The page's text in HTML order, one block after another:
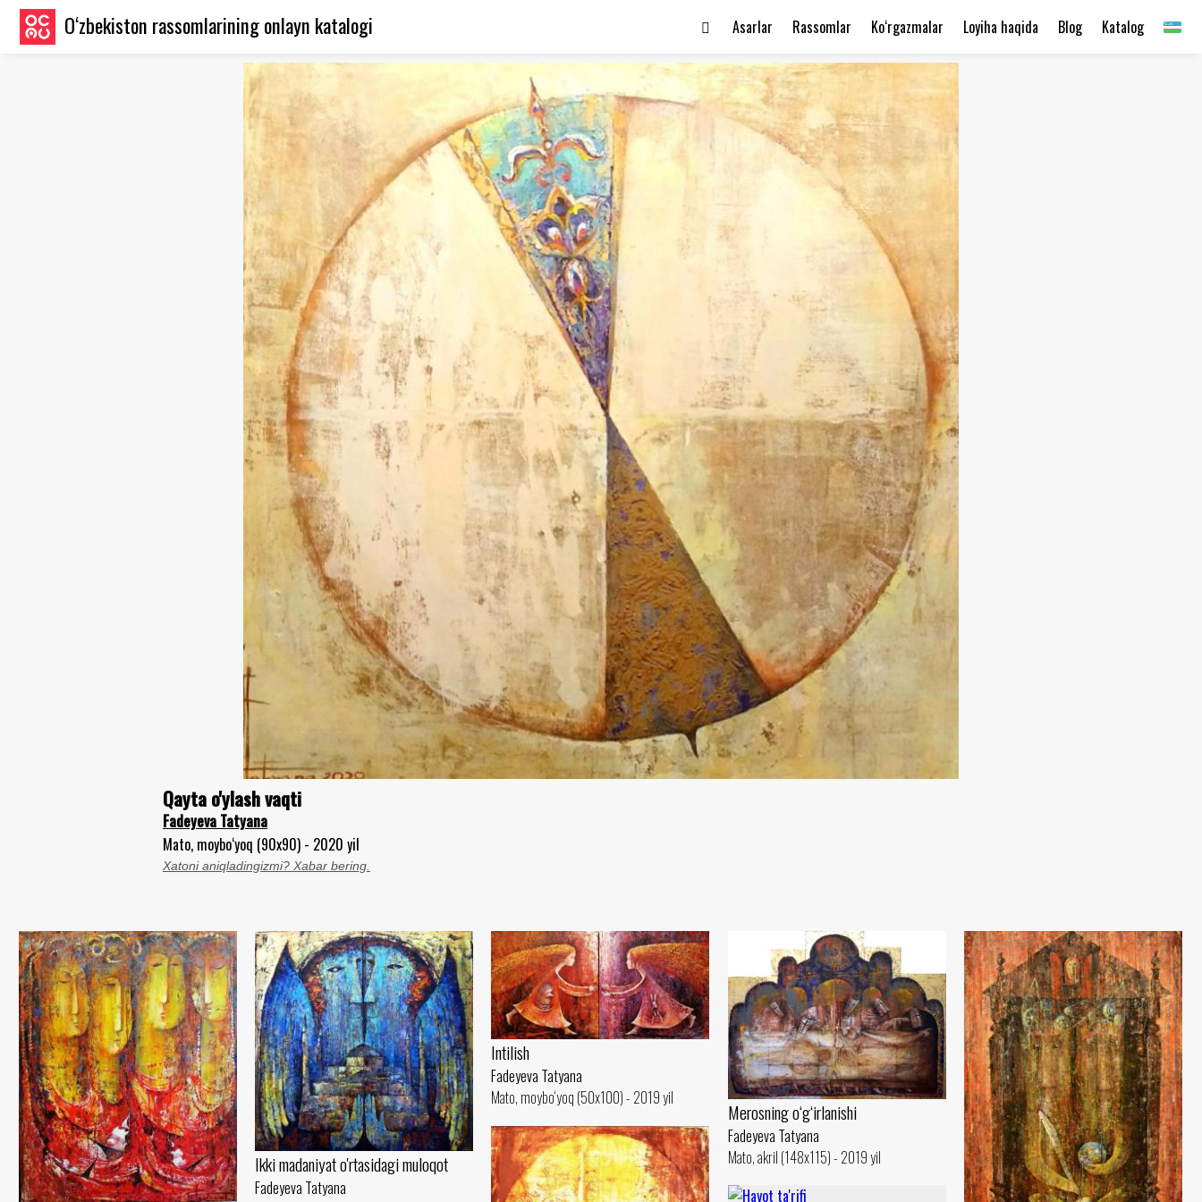
O‘zbekiston rassomlarining onlayn katalogi Katalog
Blog
Loyiha haqida
Ko‘rgazmalar
Rassomlar
Asarlar
Qayta o'ylash vaqti
Fadeyeva Tatyana
Mato, moybo‘yoq (90x90) - 2020 yil
Xatoni aniqladingizmi? Xabar bering.
Ikki madaniyat o'rtasidagi muloqot
Fadeyeva Tatyana
Intilish
Fadeyeva Tatyana
Mato, moybo‘yoq (50x100) - 2019 yil
Merosning o‘g‘irlanishi
Fadeyeva Tatyana
Mato, akril (148x115) - 2019 yil